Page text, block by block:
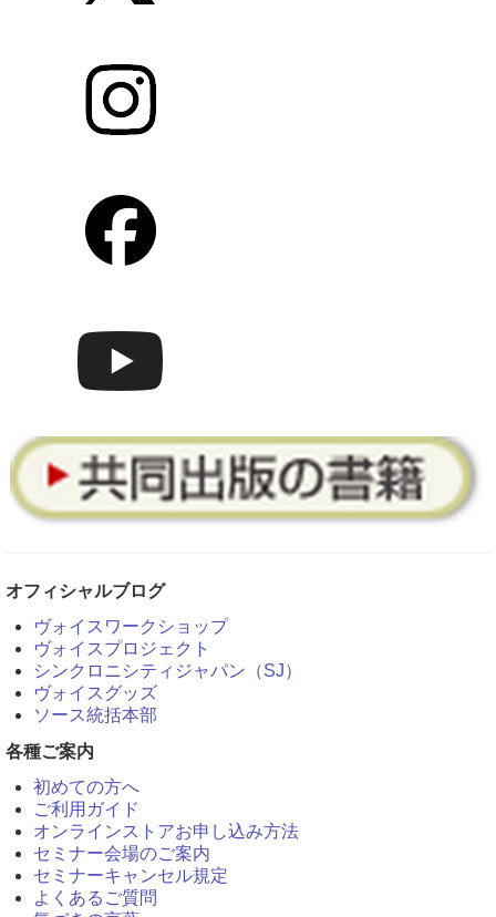
オフィシャルブログ
ヴォイスワークショップ
ヴォイスプロジェクト
シンクロニシティジャパン（SJ）
ヴォイスグッズ
ソース統括本部
各種ご案内
初めての方へ
ご利用ガイド
オンラインストアお申し込み方法
セミナー会場のご案内
セミナーキャンセル規定
よくあるご質問